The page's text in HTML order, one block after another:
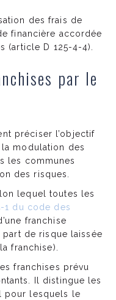
des frais de
financière accordée
(article D 125-4-4).
par le
préciser l’objectif
modulation des
les communes
des risques.
lequel toutes les
1 du code des
franchise
de risque laissée
franchise).
franchises prévu
Il distingue les
pour lesquels le